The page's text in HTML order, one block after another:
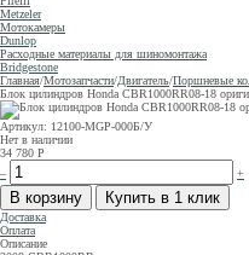
Metzeler
Мотокамеры
Dunlop
Расходные материалы для шиномонтажа
Bridgestone
Главная/Мотозапчасти/Двигатель/Поршневые
Блок цилиндров Honda CBR1000RR08-18
Артикул: 12100-MGP-000Б/У
Нет в наличии
34 780 Р
–
+
Доставка
Оплата
Описание